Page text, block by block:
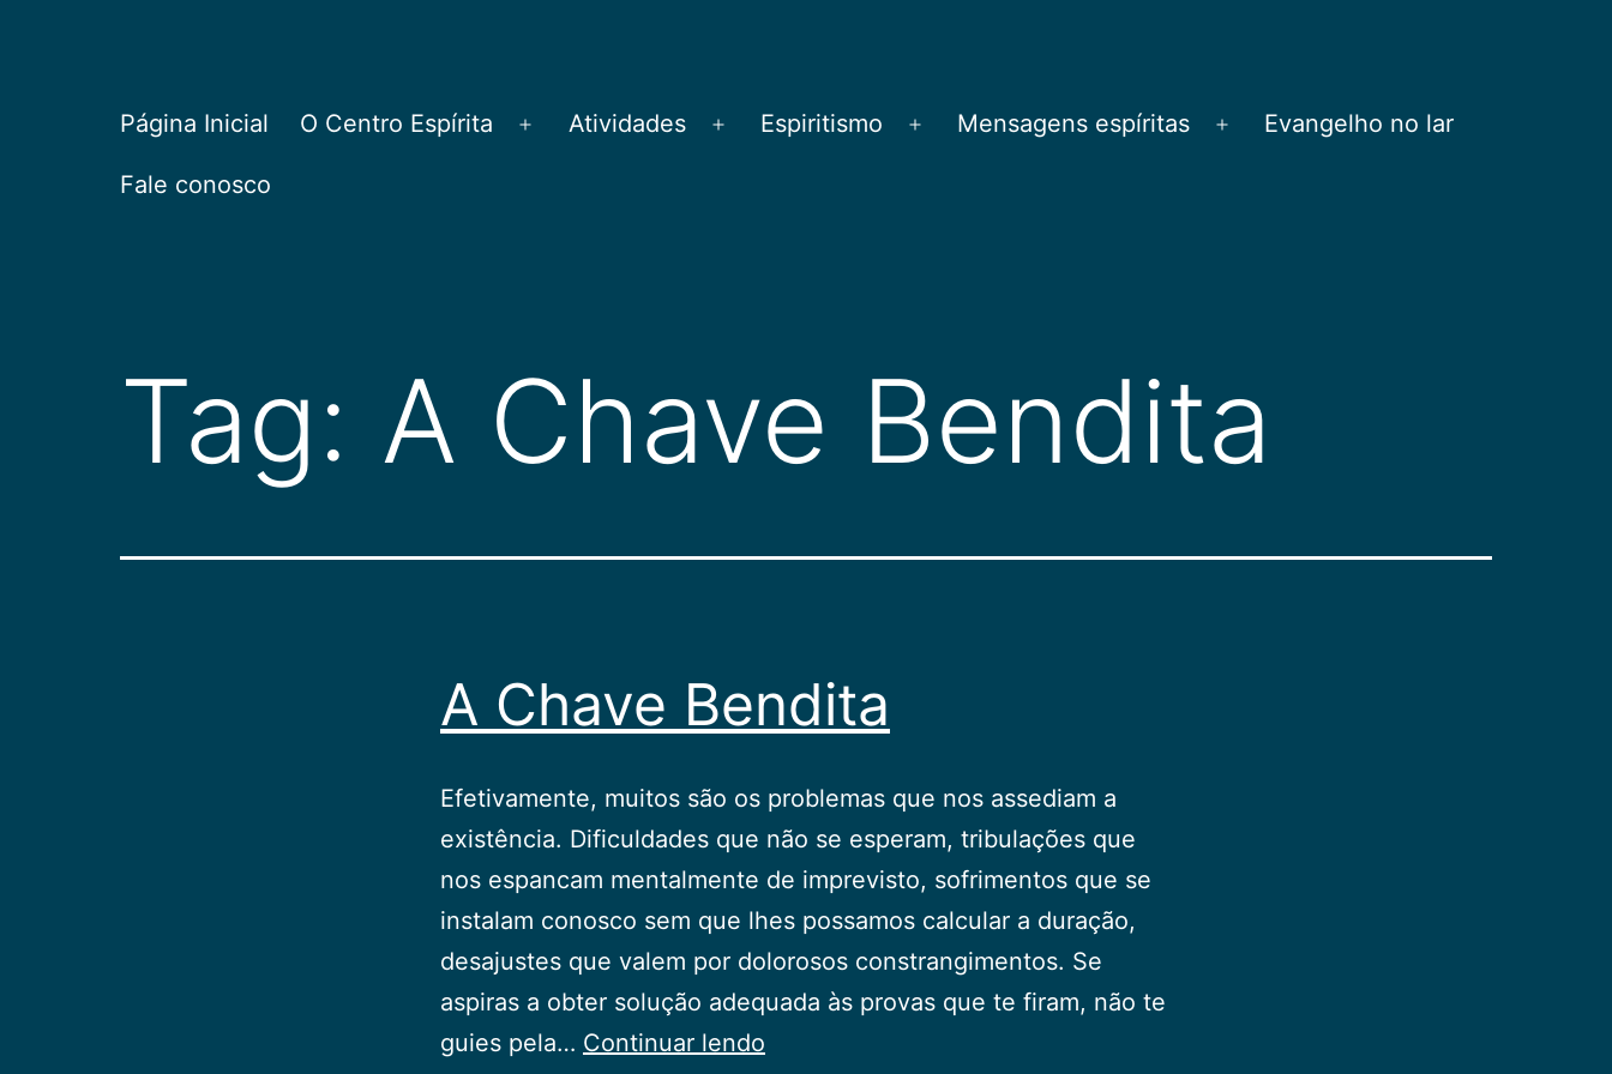
CEPAC
Página Inicial O Centro Espírita
Abrir
Atividades
Abrir
Espiritismo
Abrir
Mensagens espíritas
Abrir
Evangelho no lar
Fale conosco
Tag: A Chave Bendita
A Chave Bendita
Efetivamente, muitos são os problemas que nos assediam a
existência. Dificuldades que não se esperam, tribulações que
nos espancam mentalmente de imprevisto, sofrimentos que se
instalam conosco sem que lhes possamos calcular a duração,
desajustes que valem por dolorosos constrangimentos. Se
aspiras a obter solução adequada às provas que te firam, não te
guies pela… Continuar lendo